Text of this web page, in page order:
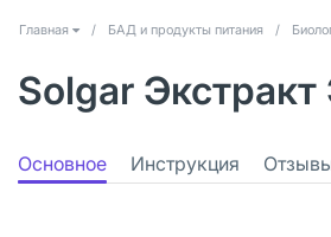
Главная / БАД и продукты питания /
Solgar
Основное Инструкция